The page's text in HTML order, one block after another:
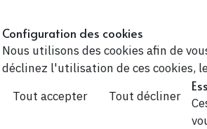
Configuration des cookies
Nous utilisons des cookies afin de
déclinez l'utilisation de ces cookies,
Tout accepter
Tout décliner